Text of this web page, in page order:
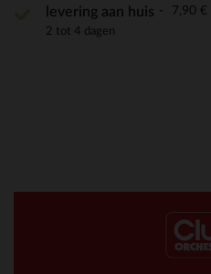
levering aan huis 7,90 €
2 tot 4 dagen